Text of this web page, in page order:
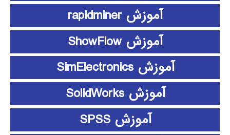
آموزش rapidminer
آموزش ShowFlow
آموزش SimElectronics
آموزش SolidWorks
آموزش SPSS